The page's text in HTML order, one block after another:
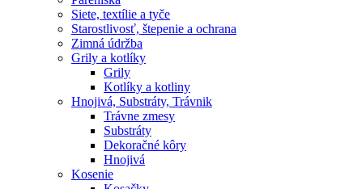
Siete, textílie a tyče
Starostlivosť, štepenie a ochrana
Zimná údržba
Grily a kotlíky
Grily
Kotlíky a kotliny
Hnojivá, Substráty, Trávnik
Trávne zmesy
Substráty
Dekoračné kôry
Hnojivá
Kosenie